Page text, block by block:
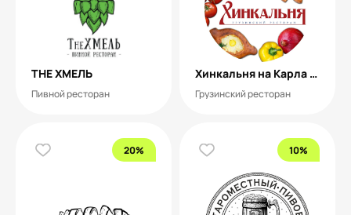
THE ХМЕЛЬ
Пивной ресторан
Хинкальня на Карла Маркса
Грузинский ресторан
20% 10%